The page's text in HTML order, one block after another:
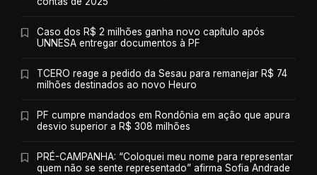
Caso dos R$ 2 milhões ganha novo capítulo após
UNNESA entregar documentos à PF
TCERO reage a pedido da Sesau para remanejar R$ 74
milhões destinados ao novo Heuro
PF cumpre mandados em Rondônia em ação que apura
desvio superior a R$ 308 milhões
PRÉ-CAMPANHA: “Coloquei meu nome para representar
quem não se sente representado” afirma Sofia Andrade